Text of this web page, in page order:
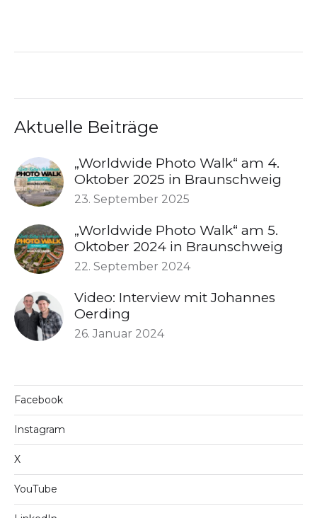
Aktuelle Beiträge
„Worldwide Photo Walk“ am 4.
Oktober 2025 in Braunschweig
23. September 2025
„Worldwide Photo Walk“ am 5.
Oktober 2024 in Braunschweig
22. September 2024
Video: Interview mit Johannes
Oerding
26. Januar 2024
Facebook
Instagram
X
YouTube